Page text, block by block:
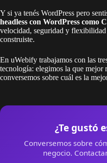
Y si ya tenés WordPress pero
headless con WordPress como
velocidad, seguridad y
construiste.
En uWebify trabajamos con las
tecnología: elegimos la que mejor
conversemos sobre cuál es la
¿Te gustó
Conversemos sobre
negocio.